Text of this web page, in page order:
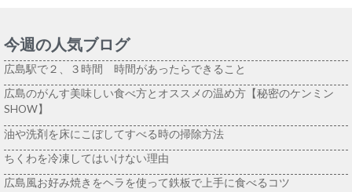
今週の人気ブログ
広島駅で２、３時間 時間があったらできること
広島のがんす美味しい食べ方とオススメの温め方【秘密のケンミン
SHOW】
油や洗剤を床にこぼしてすべる時の掃除方法
ちくわを冷凍してはいけない理由
広島風お好み焼きをヘラを使って鉄板で上手に食べるコツ